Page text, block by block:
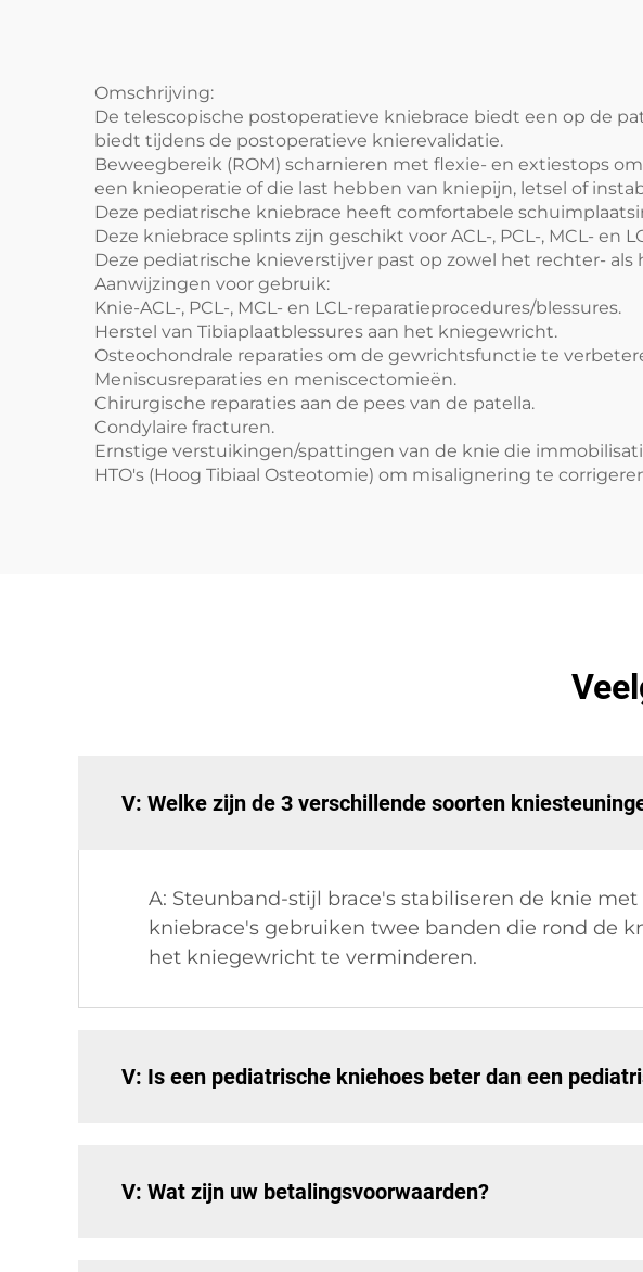
Omschrijving:
De telescopische postoperatieve kniebrace biedt een op de
biedt tijdens de postoperatieve knierevalidatie.
Beweegbereik (ROM) scharnieren met flexie- en extiestops
een knieoperatie of die last hebben van kniepijn, letsel of
Deze pediatrische kniebrace heeft comfortabele
Deze kniebrace splints zijn geschikt voor ACL-, PCL-, MCL- en
Deze pediatrische knieverstijver past op zowel het rechter- als
Aanwijzingen voor gebruik:
Knie-ACL-, PCL-, MCL- en LCL-reparatieprocedures/blessures.
Herstel van Tibiaplaatblessures aan het kniegewricht.
Osteochondrale reparaties om de gewrichtsfunctie te
Meniscusreparaties en meniscectomieën.
Chirurgische reparaties aan de pees van de patella.
Condylaire fracturen.
Ernstige verstuikingen/spattingen van de knie die
HTO's (Hoog Tibiaal Osteotomie) om misalignering te
V: Welke zijn de 3 verschillende soorten
A: Steunband-stijl brace's stabiliseren de knie
kniebrace's gebruiken twee banden die rond de
het kniegewricht te verminderen.
V: Is een pediatrische kniehoes beter dan een
V: Wat zijn uw betalingsvoorwaarden?